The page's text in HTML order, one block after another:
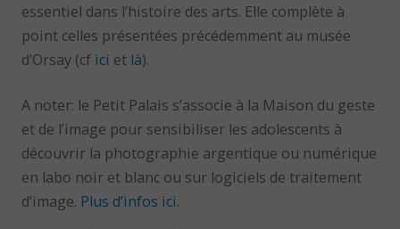
essentiel dans l’histoire des arts. Elle complète à
point celles présentées précédemment au musée
d’Orsay (cf ici et là).
A noter: le Petit Palais s’associe à la Maison du geste
et de l’image pour sensibiliser les adolescents à
découvrir la photographie argentique ou numérique
en labo noir et blanc ou sur logiciels de traitement
d’image. Plus d’infos ici.